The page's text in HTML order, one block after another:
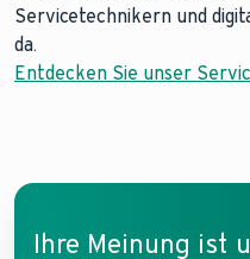
Servicetechnikern und
da.
Entdecken Sie unser
Ihre Meinung ist